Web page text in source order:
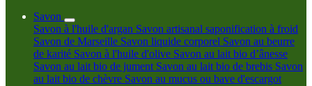
Savon
Savon à l'huile d'argan Savon artisanal saponification à froid
Savon de Marseille Savon liquide corporel Savon au beurre
de karité Savon à l'huile d'olive Savon au lait bio d’ânesse
Savon au lait bio de jument Savon au lait bio de brebis Savon
au lait bio de chèvre Savon au mucus ou bave d'escargot